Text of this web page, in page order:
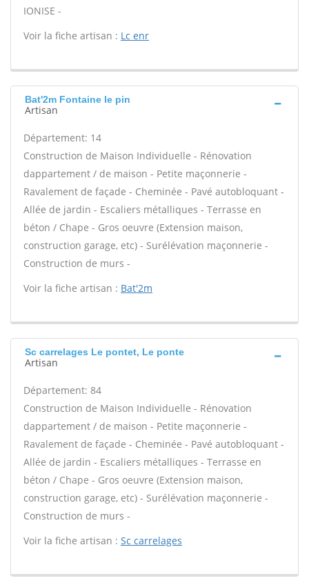
IONISE -
Voir la fiche artisan : Lc enr
Bat'2m Fontaine le pin
Artisan
Département: 14
Construction de Maison Individuelle - Rénovation
dappartement / de maison - Petite maçonnerie -
Ravalement de façade - Cheminée - Pavé autobloquant -
Allée de jardin - Escaliers métalliques - Terrasse en
béton / Chape - Gros oeuvre (Extension maison,
construction garage, etc) - Surélévation maçonnerie -
Construction de murs -
Voir la fiche artisan : Bat'2m
Sc carrelages Le pontet, Le ponte
Artisan
Département: 84
Construction de Maison Individuelle - Rénovation
dappartement / de maison - Petite maçonnerie -
Ravalement de façade - Cheminée - Pavé autobloquant -
Allée de jardin - Escaliers métalliques - Terrasse en
béton / Chape - Gros oeuvre (Extension maison,
construction garage, etc) - Surélévation maçonnerie -
Construction de murs -
Voir la fiche artisan : Sc carrelages